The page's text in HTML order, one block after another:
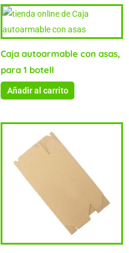
Caja autoarmable con asas,
para 1 botell
Añadir al carrito